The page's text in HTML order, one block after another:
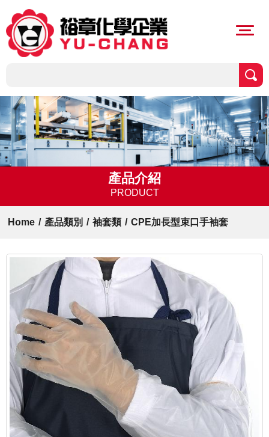
產品介紹
PRODUCT
Home / 產品類別 / 袖套類 / CPE加長型束口手袖套